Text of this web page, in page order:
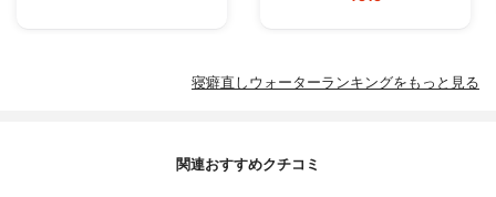
寝癖直しウォーターランキングをもっと見る
関連おすすめクチコミ